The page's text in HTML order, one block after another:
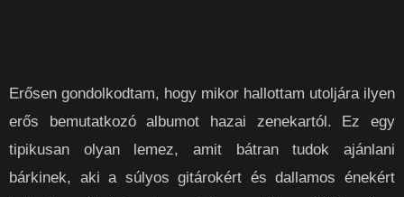
Erősen gondolkodtam, hogy mikor hallottam utoljára ilyen
erős bemutatkozó albumot hazai zenekartól. Ez egy
tipikusan olyan lemez, amit bátran tudok ajánlani
bárkinek, aki a súlyos gitárokért és dallamos énekért